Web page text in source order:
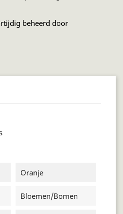
beheerd door
Oranje
Bloemen/bomen